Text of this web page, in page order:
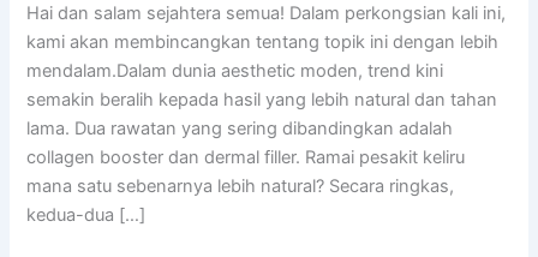
Hai dan salam sejahtera semua! Dalam perkongsian kali ini,
kami akan membincangkan tentang topik ini dengan lebih
mendalam.Dalam dunia aesthetic moden, trend kini
semakin beralih kepada hasil yang lebih natural dan tahan
lama. Dua rawatan yang sering dibandingkan adalah
collagen booster dan dermal filler. Ramai pesakit keliru
mana satu sebenarnya lebih natural? Secara ringkas,
kedua-dua […]